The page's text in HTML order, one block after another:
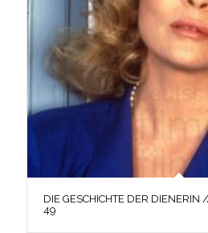
DIE GESCHICHTE DER
49